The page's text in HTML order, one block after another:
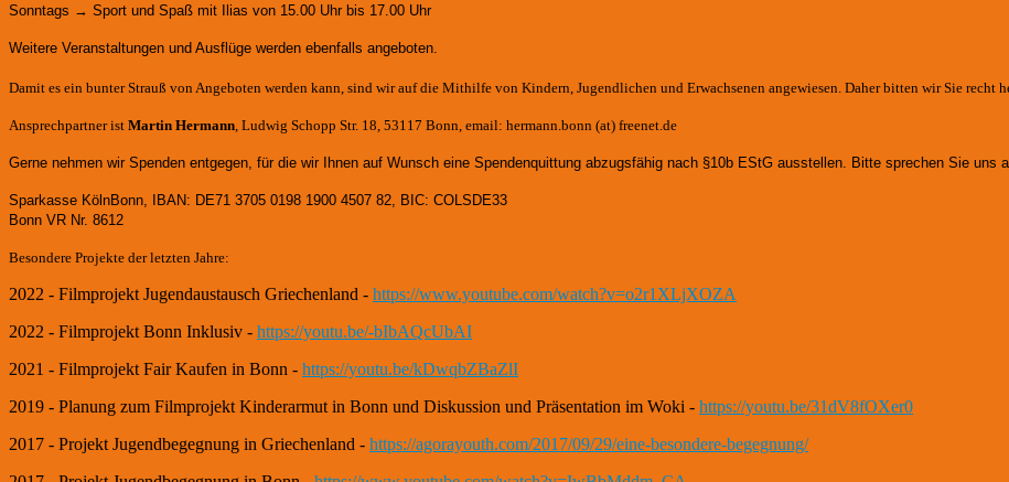
Sonntags → Sport und Spaß mit Ilias von 15.00 Uhr bis 17.00 Uhr
Weitere Veranstaltungen und Ausflüge werden ebenfalls angeboten.
Damit es ein bunter Strauß von Angeboten werden kann, sind wir auf die Mithilfe von Kindern, Jugendlichen und Erwachsenen angewiesen. Daher bitten wir Sie recht
Ansprechpartner ist Martin Hermann , Ludwig Schopp Str. 18, 53117 Bonn, email: hermann.bonn (at) freenet.de
Gerne nehmen wir Spenden entgegen, für die wir Ihnen auf Wunsch eine Spendenquittung abzugsfähig nach §10b EStG ausstellen. Bitte sprechen Sie uns
Sparkasse KölnBonn, IBAN: DE71 3705 0198 1900 4507 82, BIC: COLSDE33
Bonn VR Nr. 8612
Besondere Projekte der letzten Jahre:
2022 - Filmprojekt Jugendaustausch Griechenland - https://www.youtube.com/watch?v=o2r1XLjXOZA
2022 - Filmprojekt Bonn Inklusiv - https://youtu.be/-bIbAQcUbAI
2021 - Filmprojekt Fair Kaufen in Bonn - https://youtu.be/kDwqbZBaZlI
2019 - Planung zum Filmprojekt Kinderarmut in Bonn und Diskussion und Präsentation im Woki - https://youtu.be/31dV8fOXer0
2017 - Projekt Jugendbegegnung in Griechenland - https://agorayouth.com/2017/09/29/eine-besondere-begegnung/